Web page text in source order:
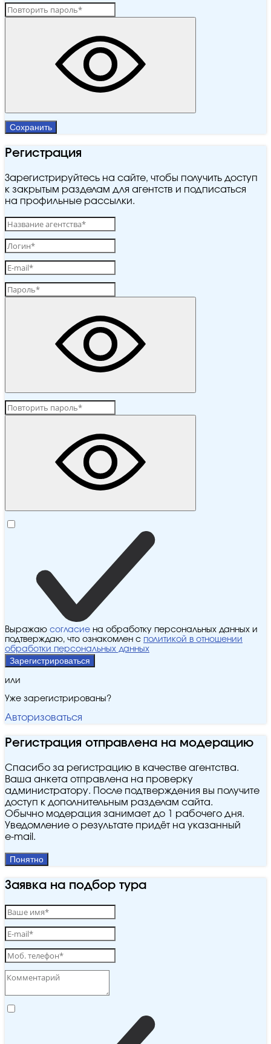
Сохранить
Регистрация
Зарегистрируйтесь на сайте, чтобы получить доступ
к закрытым разделам для агентств и подписаться
на профильные рассылки.
Выражаю согласие на обработку персональных данных и
подтверждаю, что ознакомлен с политикой в отношении
обработки персональных данных
Зарегистрироваться
или
Уже зарегистрированы?
Авторизоваться
Регистрация отправлена на модерацию
Спасибо за регистрацию в качестве агентства.
Ваша анкета отправлена на проверку
администратору. После подтверждения вы получите
доступ к дополнительным разделам сайта.
Обычно модерация занимает до 1 рабочего дня.
Уведомление о результате придёт на указанный
e‑mail.
Понятно
Заявка на подбор тура